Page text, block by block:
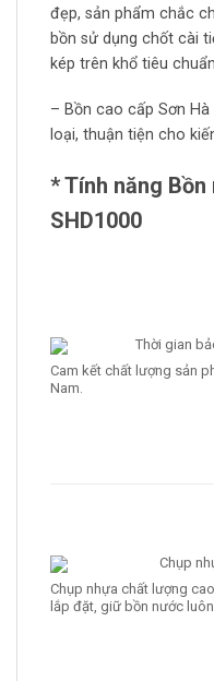
đẹp, sản phẩm chắc
bồn sử dụng chốt cài
kép trên khổ tiêu
– Bồn cao cấp Sơn
loại, thuận tiện cho
* Tính năng
SHD1000
Thời gian
Cam kết chất lượng sản
Nam.
Chụp
Chụp nhựa chất lượng
lắp đặt, giữ bồn nước